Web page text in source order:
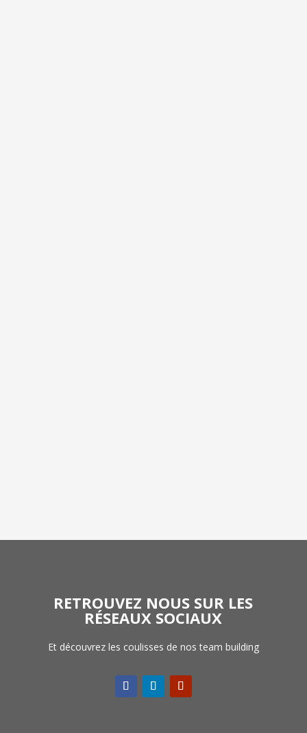
RETROUVEZ NOUS SUR LES
RÉSEAUX SOCIAUX
Et découvrez les coulisses de nos team building